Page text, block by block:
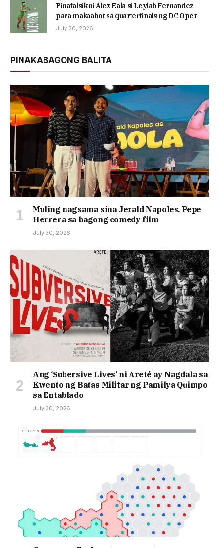
Pinatalsik ni Alex Eala si Leylah Fernandez
para makaabot sa quarterfinals ng DC Open
July 30, 2026
PINAKABAGONG BALITA
Muling nagsama sina Jerald Napoles, Pepe
Herrera sa bagong comedy film
July 30, 2026
Ang ‘Subersive Lives’ ni Areté ay Nagdala sa
Kwento ng Batas Militar ng Pamilya Quimpo
sa Entablado
July 30, 2026